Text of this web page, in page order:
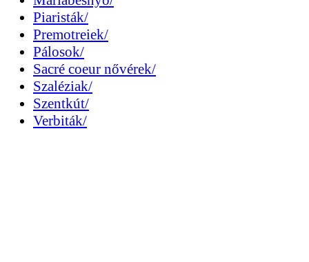
Piaristák/
Premotreiek/
Pálosok/
Sacré coeur nővérek/
Szaléziak/
Szentkút/
Verbiták/